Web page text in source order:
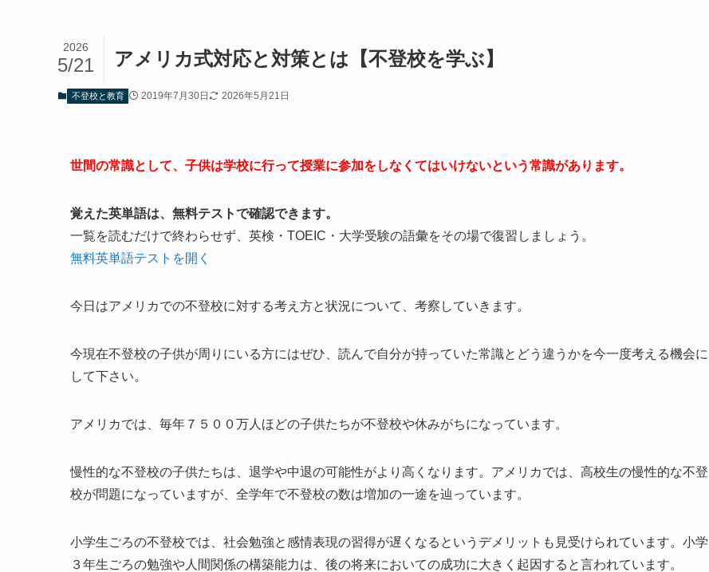
アメリカ式対応と対策とは【不登校を学ぶ】
2026
5/21
不登校と教育 2019年7月30日 2026年5月21日
世間の常識として、子供は学校に行って授業に参加をしなくてはいけないという常識があります。
覚えた英単語は、無料テストで確認できます。
一覧を読むだけで終わらせず、英検・TOEIC・大学受験の語彙をその場で復習しましょう。
無料英単語テストを開く
今日はアメリカでの不登校に対する考え方と状況について、考察していきます。
今現在不登校の子供が周りにいる方にはぜひ、読んで自分が持っていた常識とどう違うかを今一度考える機会に
して下さい。
アメリカでは、毎年７５００万人ほどの子供たちが不登校や休みがちになっています。
慢性的な不登校の子供たちは、退学や中退の可能性がより高くなります。アメリカでは、高校生の慢性的な不登
校が問題になっていますが、全学年で不登校の数は増加の一途を辿っています。
小学生ごろの不登校では、社会勉強と感情表現の習得が遅くなるというデメリットも見受けられています。小学
３年生ごろの勉強や人間関係の構築能力は、後の将来においての成功に大きく起因すると言われています。